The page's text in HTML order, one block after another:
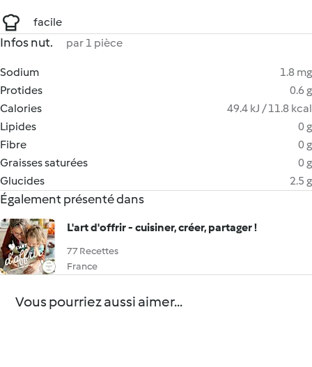
facile
Infos nut. par 1 pièce
Sodium
1.8 mg
Protides
0.6 g
Calories
49.4 kJ / 11.8 kcal
Lipides
0 g
Fibre
0 g
Graisses saturées
0 g
Glucides
2.5 g
Également présenté dans
L'art d'offrir - cuisiner, créer, partager !
77 Recettes
France
Vous pourriez aussi aimer...